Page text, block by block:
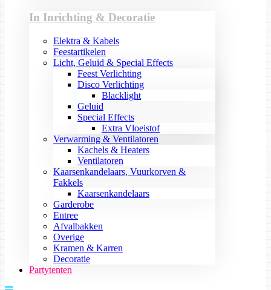
In Inrichting & Decoratie
Elektra & Kabels
Feestartikelen
Licht, Geluid & Special Effects
Feest Verlichting
Disco Verlichting
Blacklight
Geluid
Special Effects
Extra Vloeistof
Verwarming & Ventilatoren
Kachels & Heaters
Ventilatoren
Kaarsenkandelaars, Vuurkorven &
Fakkels
Kaarsenkandelaars
Garderobe
Entree
Afvalbakken
Overige
Kramen & Karren
Decoratie
Partytenten